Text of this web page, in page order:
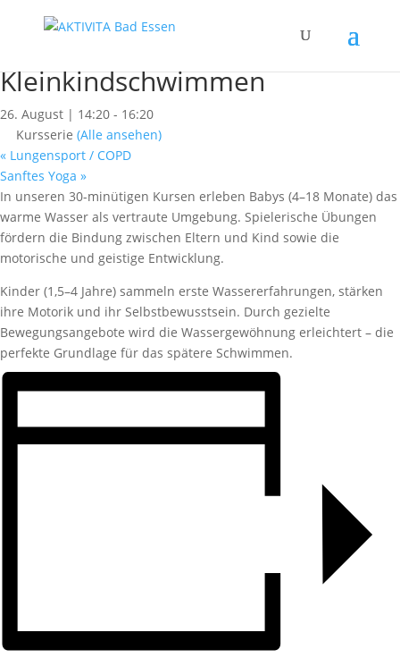
« Alle Kurse
Kleinkindschwimmen
26. August | 14:20 - 16:20
Kursserie (Alle ansehen)
« Lungensport / COPD
Sanftes Yoga »
In unseren 30-minütigen Kursen erleben Babys (4–18 Monate) das
warme Wasser als vertraute Umgebung. Spielerische Übungen
fördern die Bindung zwischen Eltern und Kind sowie die
motorische und geistige Entwicklung.
Kinder (1,5–4 Jahre) sammeln erste Wassererfahrungen, stärken
ihre Motorik und ihr Selbstbewusstsein. Durch gezielte
Bewegungsangebote wird die Wassergewöhnung erleichtert – die
perfekte Grundlage für das spätere Schwimmen.